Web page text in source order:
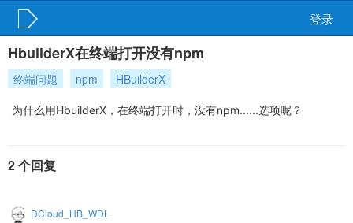
登录
HbuilderX在终端打开没有npm
终端问题 npm HBuilderX
为什么用HbuilderX，在终端打开时，没有npm......选项呢？
2 个回复
DCloud_HB_WDL